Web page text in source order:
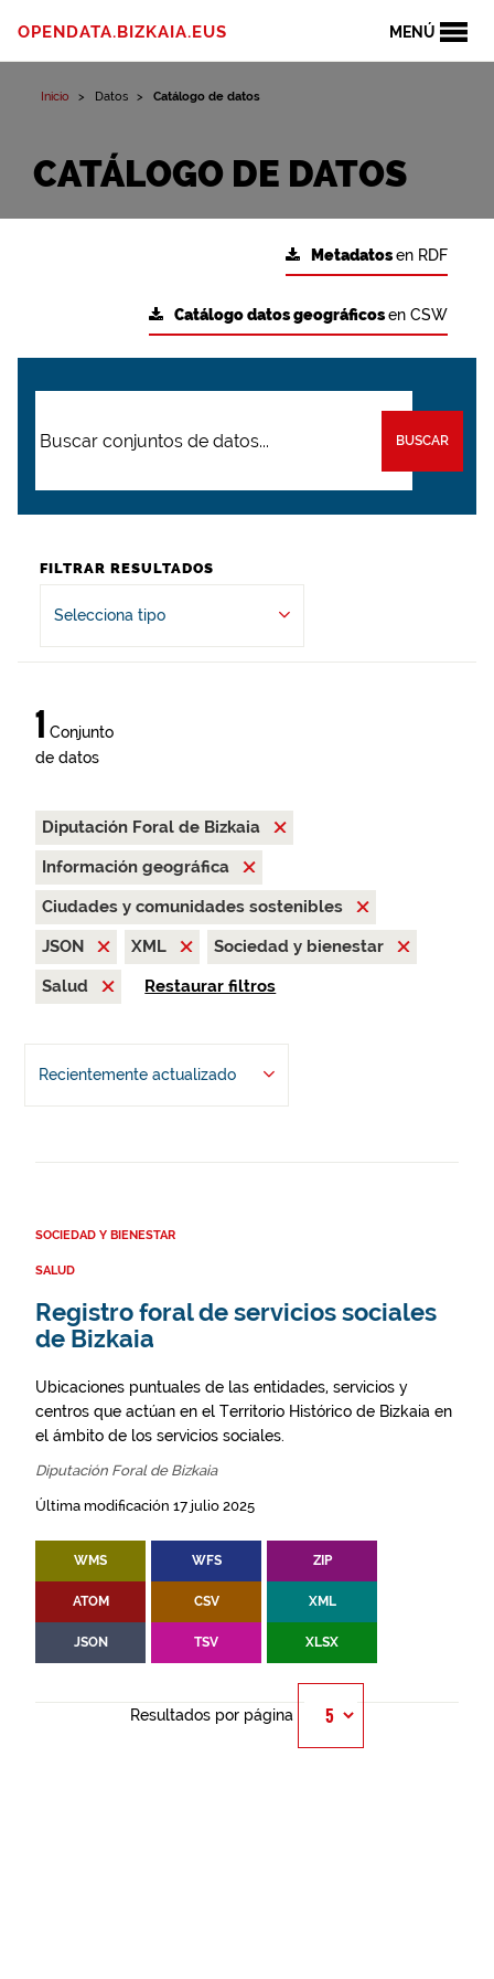
MENÚ
OPENDATA.BIZKAIA.EUS
Inicio Datos Catálogo de datos
CATÁLOGO DE DATOS
Metadatosen RDF
Catálogo datos geográficosen CSW
BUSCAR
FILTRAR RESULTADOS
Selecciona tipo
1 Conjunto
de datos
Diputación Foral de Bizkaia
Información geográfica
Ciudades y comunidades sostenibles
JSON
XML
Sociedad y bienestar
Salud
Restaurar filtros
Recientemente actualizado
SOCIEDAD Y BIENESTAR
SALUD
Registro foral de servicios sociales
de Bizkaia
Ubicaciones puntuales de las entidades, servicios y
centros que actúan en el Territorio Histórico de Bizkaia en
el ámbito de los servicios sociales.
Diputación Foral de Bizkaia
Última modificación 17 julio 2025
WMS WFS ZIP
ATOM CSV XML
JSON TSV XLSX
Resultados por página